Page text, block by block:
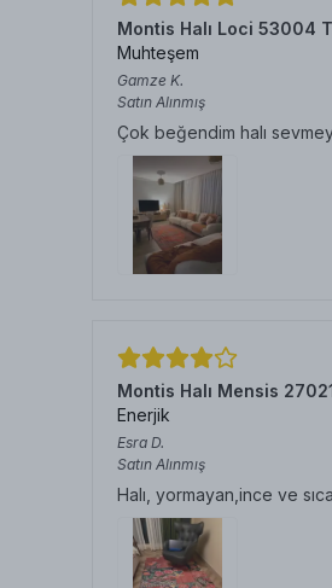
Montis Halı Loci 53004
Muhteşem
Gamze K.
Satın Alınmış
Çok beğendim halı
Montis Halı Mensis
Enerjik
Esra D.
Satın Alınmış
Halı, yormayan,ince ve